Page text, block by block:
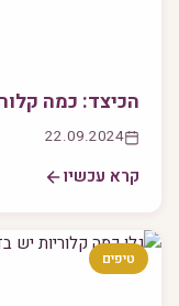
הכיצד: כמה
22.09.2024
קרא עכשיו
טיפים